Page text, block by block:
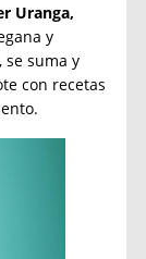
Uranga,
y
suma y
con recetas